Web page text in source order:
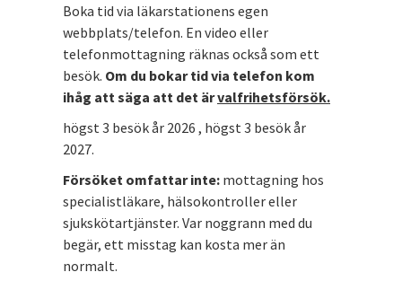
Boka tid via läkarstationens egen
webbplats/telefon. En video eller
telefonmottagning räknas också som ett
besök. Om du bokar tid via telefon kom
ihåg att säga att det ärvalfrihetsförsök.
högst 3 besök år 2026 , högst 3 besök år
2027.
Försöket omfattar inte: mottagning hos
specialistläkare, hälsokontroller eller
sjukskötartjänster. Var noggrann med du
begär, ett misstag kan kosta mer än
normalt.